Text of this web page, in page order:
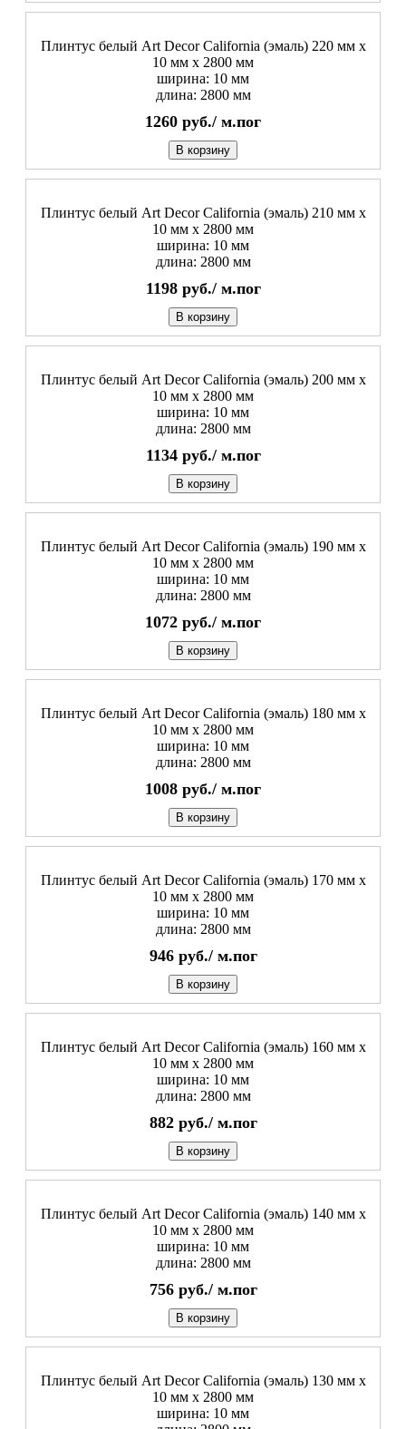
Плинтус белый Art Decor California (эмаль) 220 мм х
10 мм х 2800 мм
ширина: 10 мм
длина: 2800 мм
1260 руб./ м.пог
В корзину
Плинтус белый Art Decor California (эмаль) 210 мм х
10 мм х 2800 мм
ширина: 10 мм
длина: 2800 мм
1198 руб./ м.пог
В корзину
Плинтус белый Art Decor California (эмаль) 200 мм х
10 мм х 2800 мм
ширина: 10 мм
длина: 2800 мм
1134 руб./ м.пог
В корзину
Плинтус белый Art Decor California (эмаль) 190 мм х
10 мм х 2800 мм
ширина: 10 мм
длина: 2800 мм
1072 руб./ м.пог
В корзину
Плинтус белый Art Decor California (эмаль) 180 мм х
10 мм х 2800 мм
ширина: 10 мм
длина: 2800 мм
1008 руб./ м.пог
В корзину
Плинтус белый Art Decor California (эмаль) 170 мм х
10 мм х 2800 мм
ширина: 10 мм
длина: 2800 мм
946 руб./ м.пог
В корзину
Плинтус белый Art Decor California (эмаль) 160 мм х
10 мм х 2800 мм
ширина: 10 мм
длина: 2800 мм
882 руб./ м.пог
В корзину
Плинтус белый Art Decor California (эмаль) 140 мм х
10 мм х 2800 мм
ширина: 10 мм
длина: 2800 мм
756 руб./ м.пог
В корзину
Плинтус белый Art Decor California (эмаль) 130 мм х
10 мм х 2800 мм
ширина: 10 мм